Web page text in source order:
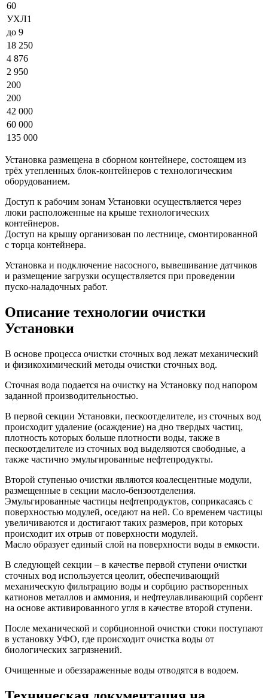
60
УХЛ1
до 9
18 250
4 876
2 950
200
200
42 000
60 000
135 000
Установка размещена в сборном контейнере, состоящем из
трёх утепленных блок-контейнеров с технологическим
оборудованием.
Доступ к рабочим зонам Установки осуществляется через
люки расположенные на крыше технологических
контейнеров.
Доступ на крышу организован по лестнице, смонтированной
с торца контейнера.
Установка и подключение насосного, вывешивание датчиков
и размещение загрузки осуществляется при проведении
пуско-наладочных работ.
Описание технологии очистки
Установки
В основе процесса очистки сточных вод лежат механический
и физикохимический методы очистки сточных вод.
Сточная вода подается на очистку на Установку под напором
заданной производительностью.
В первой секции Установки, пескоотделителе, из сточных вод
происходит удаление (осаждение) на дно твердых частиц,
плотность которых больше плотности воды, также в
пескоотделителе из сточных вод выделяются свободные, а
также частично эмульгированные нефтепродукты.
Второй ступенью очистки являются коалесцентные модули,
размещенные в секции масло-бензоотделения.
Эмульгированные частицы нефтепродуктов, соприкасаясь с
поверхностью модулей, оседают на ней. Со временем частицы
увеличиваются и достигают таких размеров, при которых
происходит их отрыв от поверхности модулей.
Масло образует единый слой на поверхности воды в емкости.
В следующей секции – в качестве первой ступени очистки
сточных вод используется цеолит, обеспечивающий
механическую фильтрацию воды и сорбцию растворенных
катионов металлов и аммония, и нефтеулавливающий сорбент
на основе активированного угля в качестве второй ступени.
После механической и сорбционной очистки стоки поступают
в установку УФО, где происходит очистка воды от
биологических загрязнений.
Очищенные и обеззараженные воды отводятся в водоем.